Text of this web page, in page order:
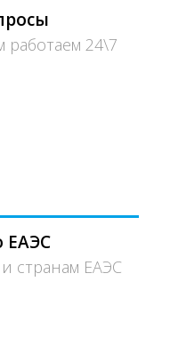
24\7
ЕАЭС
странам ЕАЭС